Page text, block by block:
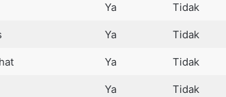
Ya Tidak
Ya Tidak
Ya Tidak
Ya Tidak